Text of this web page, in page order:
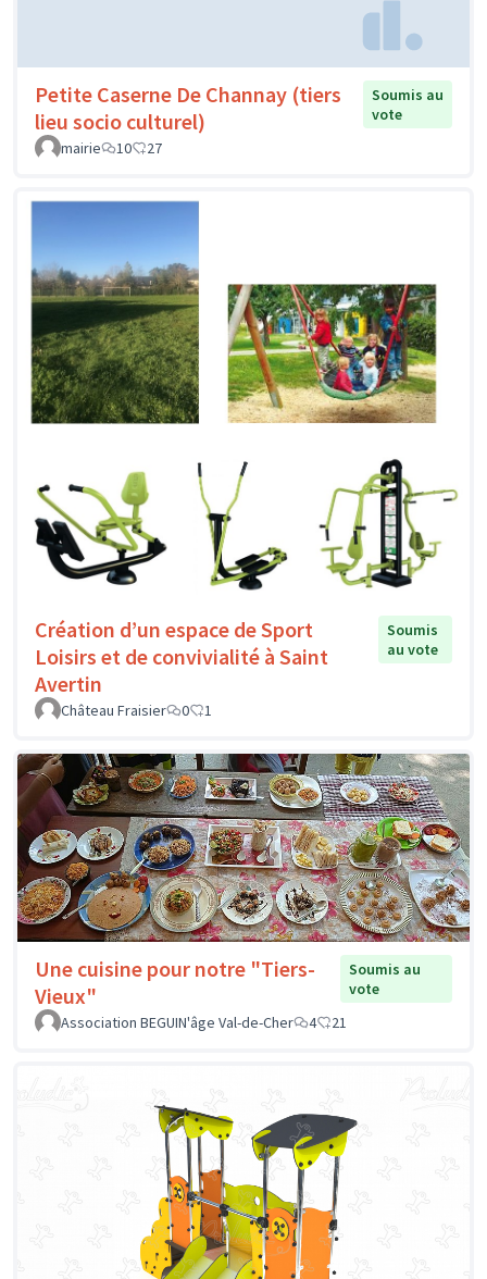
Petite Caserne De Channay (tiers
lieu socio culturel)
Soumis au
vote
mairie
10 27
Création d’un espace de Sport
Loisirs et de convivialité à Saint
Avertin
Soumis
au vote
Château Fraisier 0 1
Une cuisine pour notre "Tiers-
Vieux"
Soumis au
vote
Association BEGUIN'âge Val-de-Cher
4 21